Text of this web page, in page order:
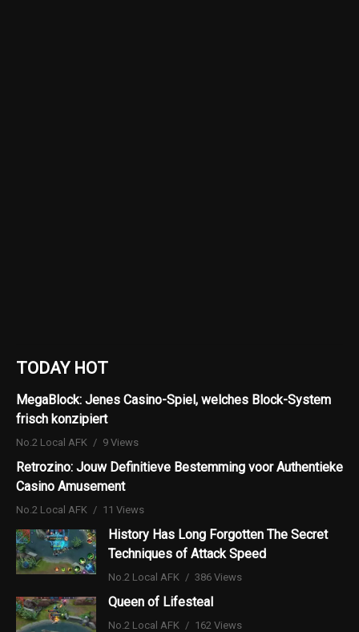
TODAY HOT
MegaBlock: Jenes Casino-Spiel, welches Block-System
frisch konzipiert
No.2 Local AFK 9 Views
Retrozino: Jouw Definitieve Bestemming voor Authentieke
Casino Amusement
No.2 Local AFK 11 Views
History Has Long Forgotten The Secret
Techniques of Attack Speed
No.2 Local AFK 386 Views
Queen of Lifesteal
No.2 Local AFK 162 Views